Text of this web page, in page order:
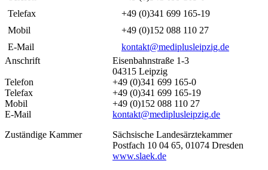
Telefax
+49 (0)341 699 165-19
Mobil
+49 (0)152 088 110 27
E-Mail
kontakt@mediplusleipzig.de
Anschrift
Eisenbahnstraße 1-3
04315 Leipzig
Telefon
+49 (0)341 699 165-0
Telefax
+49 (0)341 699 165-19
Mobil
+49 (0)152 088 110 27
E-Mail
kontakt@mediplusleipzig.de
Zuständige Kammer
Sächsische Landesärztekammer
Postfach 10 04 65, 01074 Dresden
www.slaek.de